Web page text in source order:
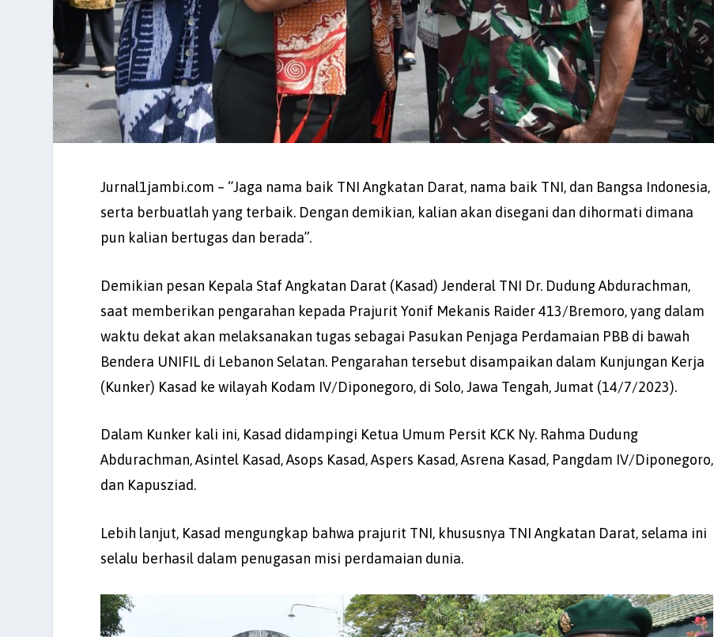
Jurnal1jambi.com – “Jaga nama baik TNI Angkatan Darat, nama baik TNI, dan Bangsa Indonesia,
serta berbuatlah yang terbaik. Dengan demikian, kalian akan disegani dan dihormati dimana
pun kalian bertugas dan berada”.
Demikian pesan Kepala Staf Angkatan Darat (Kasad) Jenderal TNI Dr. Dudung Abdurachman,
saat memberikan pengarahan kepada Prajurit Yonif Mekanis Raider 413/Bremoro, yang dalam
waktu dekat akan melaksanakan tugas sebagai Pasukan Penjaga Perdamaian PBB di bawah
Bendera UNIFIL di Lebanon Selatan. Pengarahan tersebut disampaikan dalam Kunjungan Kerja
(Kunker) Kasad ke wilayah Kodam IV/Diponegoro, di Solo, Jawa Tengah, Jumat (14/7/2023).
Dalam Kunker kali ini, Kasad didampingi Ketua Umum Persit KCK Ny. Rahma Dudung
Abdurachman, Asintel Kasad, Asops Kasad, Aspers Kasad, Asrena Kasad, Pangdam IV/Diponegoro,
dan Kapusziad.
Lebih lanjut, Kasad mengungkap bahwa prajurit TNI, khususnya TNI Angkatan Darat, selama ini
selalu berhasil dalam penugasan misi perdamaian dunia.